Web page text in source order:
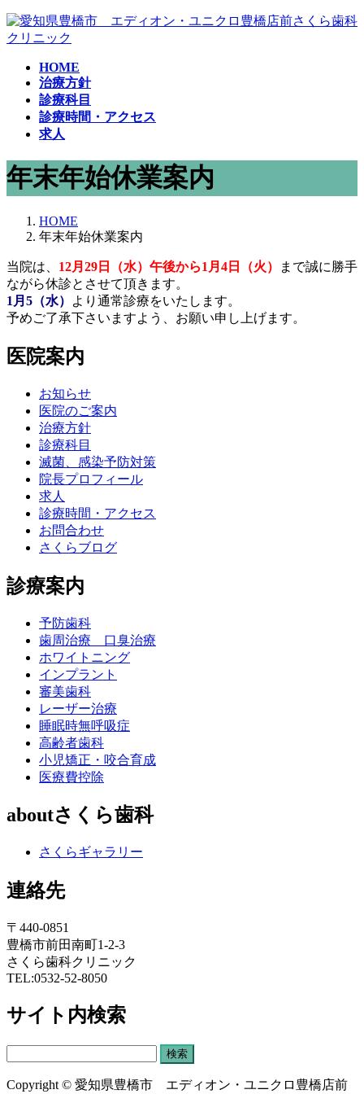
コ
ン
プ
ナ
ビ
動
HOME
治療方針
診療科目
診療時間・アクセス
求人
年末年始休業案内
HOME
年末年始休業案内
当院は、 12月29日（水）午後から1月4日（火）
まで誠に勝手
ながら休診とさせて頂きます。
1月5（水）
より通常診療をいたします。
予めご了承下さいますよう、お願い申し上げます。
医院案内
お知らせ
医院のご案内
治療方針
診療科目
滅菌、感染予防対策
院長プロフィール
求人
診療時間・アクセス
お問合わせ
さくらブログ
診療案内
予防歯科
歯周治療 口臭治療
ホワイトニング
インプラント
審美歯科
レーザー治療
睡眠時無呼吸症
高齢者歯科
小児矯正・咬合育成
医療費控除
aboutさくら歯科
さくらギャラリー
連絡先
〒440-0851
豊橋市前田南町1-2-3
さくら歯科クリニック
TEL:0532-52-8050
サイト内検索
Copyright © 愛知県豊橋市 エディオン・ユニクロ豊橋店前